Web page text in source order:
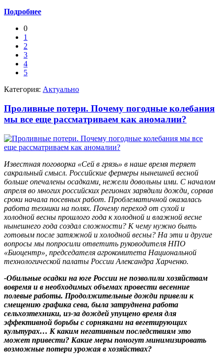
Подробнее
0
1
2
3
4
5
Категория: Актуально
Проливные потери. Почему погодные колебания
мы все еще рассматриваем как аномалии?
Известная поговорка «Сей в грязь» в наше время теряет
сакральный смысл. Российские фермеры нынешней весной
больше опечалены осадками, нежели довольны ими. С началом
апреля во многих российских регионах зарядили дожди, сорвав
сроки начала посевных работ. Проблематичной оказалась
работа техники на полях. Почему переход от сухой и
холодной весны прошлого года к холодной и влажной весне
нынешнего года создал сложности? К чему нужно быть
готовым после затяжной и холодной весны? На эти и другие
вопросы мы попросили ответить руководителя НПО
«Биоцентр», председателя агрокомитета Национальной
технологической палаты России Александра Харченко.
-Обильные осадки на юге России не позволили хозяйствам
вовремя и в необходимых объемах провести весенние
полевые работы. Продолжительные дожди привели к
смещению графика сева, была затруднена работа
сельхозтехники, из-за дождей упущено время для
эффективной борьбы с сорняками на вегетирующих
культурах… К каким негативным последствиям это
может привести? Какие меры помогут минимизировать
возможные потери урожая в хозяйствах?